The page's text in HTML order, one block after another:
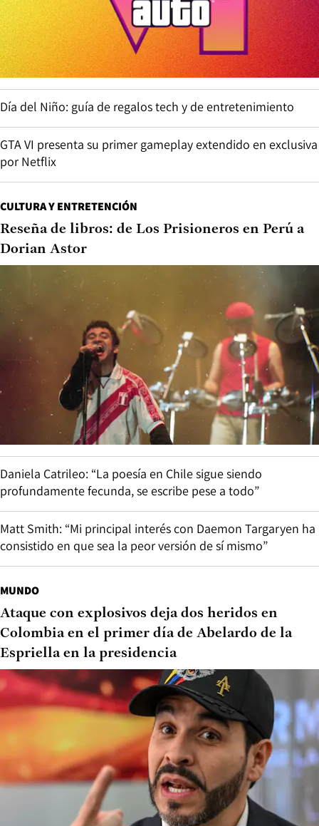
Día del Niño: guía de regalos tech y de entretenimiento
GTA VI presenta su primer gameplay extendido en exclusiva
por Netflix
CULTURA Y ENTRETENCIÓN
Reseña de libros: de Los Prisioneros en Perú a
Dorian Astor
Daniela Catrileo: “La poesía en Chile sigue siendo
profundamente fecunda, se escribe pese a todo”
Matt Smith: “Mi principal interés con Daemon Targaryen ha
consistido en que sea la peor versión de sí mismo”
MUNDO
Ataque con explosivos deja dos heridos en
Colombia en el primer día de Abelardo de la
Espriella en la presidencia